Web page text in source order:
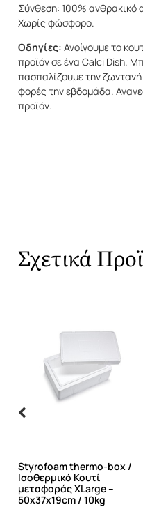
Σύνθεση: 100% ανθρακικό
Χωρίς φώσφορο.
Οδηγίες: Ανοίγουμε το
προϊόν σε ένα Calci Dish.
πασπαλίζουμε την
φορές την εβδομάδα.
προϊόν.
Σχετικά
Styrofoam thermo-box /
Ισοθερμικό Κουτί
μεταφοράς XLarge –
50x37x19cm / 10kg